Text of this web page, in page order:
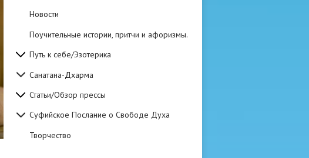
Новости
Поучительные истории, притчи и афоризмы.
Путь к себе/Эзотерика
Санатана-Дхарма
Статьи/Обзор прессы
Суфийское Послание о Свободе Духа
Творчество